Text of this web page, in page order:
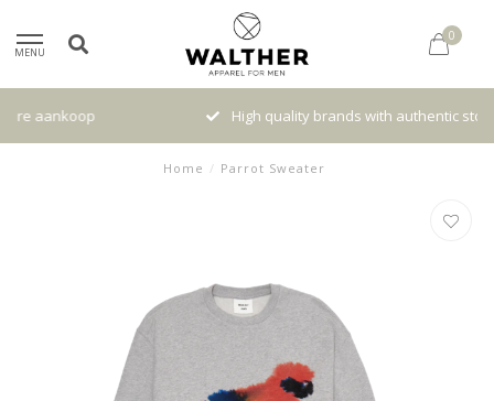
MENU
0
High quality brands with authentic stories and traditions
Home / Parrot Sweater